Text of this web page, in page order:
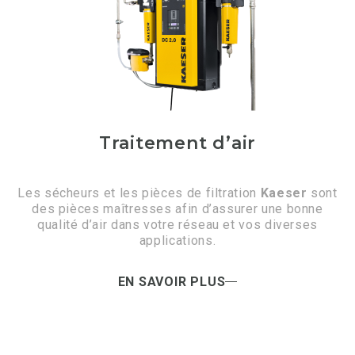
Traitement d’air
Les sécheurs et les pièces de filtration Kaeser sont
des pièces maîtresses afin d’assurer une bonne
qualité d’air dans votre réseau et vos diverses
applications.
EN SAVOIR PLUS